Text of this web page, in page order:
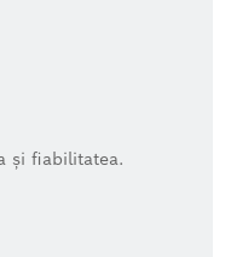
și fiabilitatea.